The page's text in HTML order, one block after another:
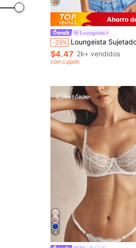
Ahorro
Loungeista
-29% Loungeista Sujetador Ultradelgado Negro Temporada de Vacaciones Lencería Nupcial Sujetador para Damas Ropa Interior Femenina con Estampado Floral para Pechos Pequeños Encaje de
$4.47 2k+ vendidos
con cupón
4